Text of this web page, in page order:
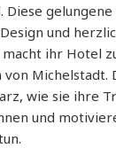
Diese gelungene
und
ihr Hotel
von Michelstadt.
wie sie ihre
und